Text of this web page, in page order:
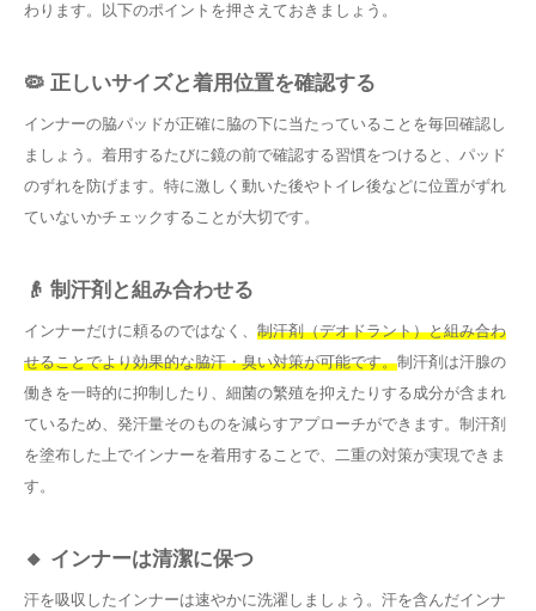
わります。以下のポイントを押さえておきましょう。
🦠 正しいサイズと着用位置を確認する
インナーの脇パッドが正確に脇の下に当たっていることを毎回確認し
ましょう。着用するたびに鏡の前で確認する習慣をつけると、パッド
のずれを防げます。特に激しく動いた後やトイレ後などに位置がずれ
ていないかチェックすることが大切です。
👴 制汗剤と組み合わせる
インナーだけに頼るのではなく、 制汗剤（デオドラント）と組み合わ
せることでより効果的な脇汗・臭い対策が可能です。制汗剤は汗腺の
働きを一時的に抑制したり、細菌の繁殖を抑えたりする成分が含まれ
ているため、発汗量そのものを減らすアプローチができます。制汗剤
を塗布した上でインナーを着用することで、二重の対策が実現できま
す。
🔸 インナーは清潔に保つ
汗を吸収したインナーは速やかに洗濯しましょう。汗を含んだインナ